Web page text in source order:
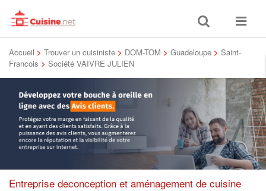
Toggle
search
Toggle
Accueil > Trouver un cuisiniste > DOM-TOM > Guadeloupe > Saint-
Francois > Société VAIVRE JULIEN
Entreprise deconception et aménagement de cuisine